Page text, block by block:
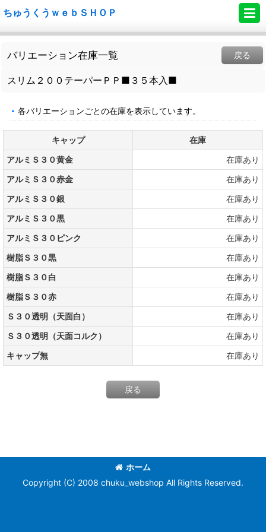
ちゅうくうｗｅｂＳＨＯＰ
バリエーション在庫一覧 戻る
スリム２００テーパーＰＰ■３５本入■
各バリエーションごとの在庫を表示しています。
キャップ
在庫
アルミＳ３０黄金
在庫あり
アルミＳ３０赤金
在庫あり
アルミＳ３０銀
在庫あり
アルミＳ３０黒
在庫あり
アルミＳ３０ピンク
在庫あり
樹脂Ｓ３０黒
在庫あり
樹脂Ｓ３０白
在庫あり
樹脂Ｓ３０赤
在庫あり
Ｓ３０透明（天面白）
在庫あり
Ｓ３０透明（天面コルク）
在庫あり
キャップ無
在庫あり
戻る
ホーム
Copyright (C) 2008 chuku_webshop All Rights Reserved.